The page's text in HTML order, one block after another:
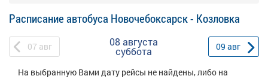
Расписание автобуса Новочебоксарск - Козловка
07 авг 08 августа
суббота 09 авг
На выбранную Вами дату рейсы не найдены, либо на